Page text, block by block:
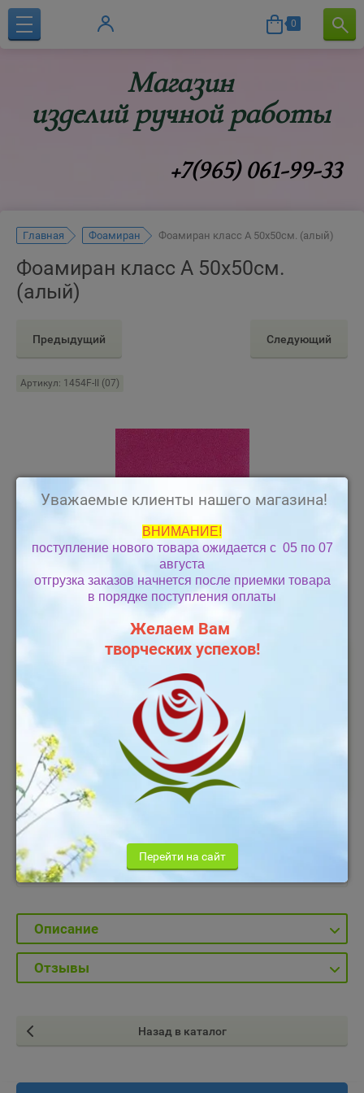
0
Магазин
изделий ручной работы
+7(965) 061-99-33
Главная Фоамиран Фоамиран класс А 50х50см. (алый)
Фоамиран класс А 50х50см.
(алый)
Предыдущий Следующий
Артикул: 1454F-II (07)
+
В корзину
Добавить к сравнению
Производитель: Южная Корея
Описание
Отзывы
Назад в каталог
Уважаемые клиенты нашего магазина!
ВНИМАНИЕ!
поступление нового товара ожидается с 05 по 07
августа
отгрузка заказов начнется после приемки товара
в порядке поступления оплаты
Желаем Вам
творческих успехов!
Перейти на сайт